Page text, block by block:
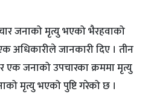
जनाको मृत्यु भएको भैरहवाको
जानकारी दिए । तीन
एक जनाको उपचारका क्रममा मृत्यु
मृत्यु भएको पुष्टि गरेको छ ।